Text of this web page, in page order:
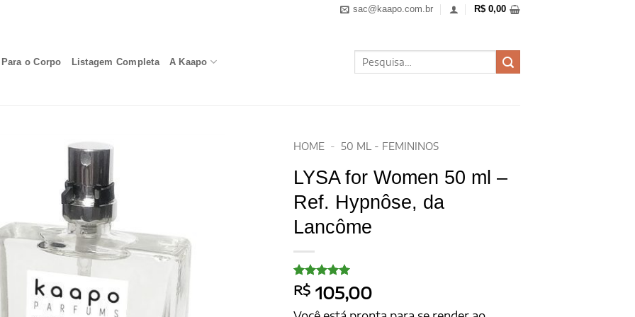
sac@kaapo.com.br R$ 0,00
Para o Corpo Listagem Completa A Kaapo
Pesquisar
por:
HOME - 50 ML - FEMININOS
LYSA for Women 50 ml –
Ref. Hypnôse, da
Lancôme
Avaliado
como5de
5, com
20
R$ 105,00